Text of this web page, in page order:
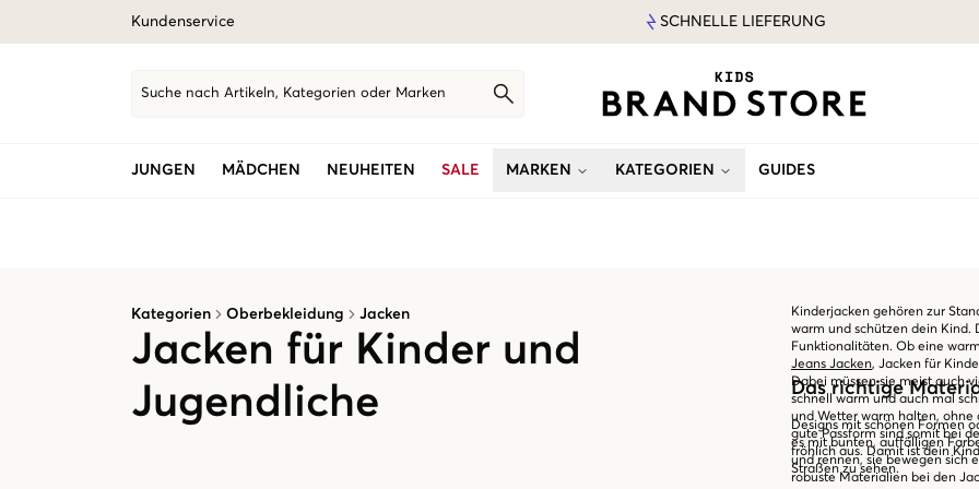
Kundenservice SCHNELLE LIEFERUNG
Suche nach Artikeln, Kategorien oder Marken
JUNGEN MÄDCHEN NEUHEITEN SALE MARKEN KATEGORIEN GUIDES
Kategorien Oberbekleidung Jacken
Jacken für Kinder und
Jugendliche
Kinderjacken gehören zur
warm und schützen dein Kind.
Funktionalitäten. Ob eine
Jeans Jacken, Jacken für
Dabei müssen sie meist auch
schnell warm und auch mal
und Wetter warm halten, ohne
gute Passform sind somit bei
fröhlich aus. Damit ist dein
Straßen zu sehen.
Das richtige
Designs mit schönen Formen
es mit bunten, auffälligen
und rennen, sie bewegen sich
robuste Materialien bei den